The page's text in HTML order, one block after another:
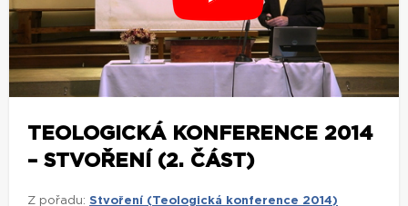
TEOLOGICKÁ KONFERENCE 2014
– STVOŘENÍ (2. ČÁST)
Z pořadu: Stvoření (Teologická konference 2014)